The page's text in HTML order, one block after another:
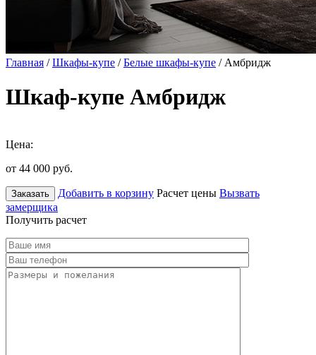
Главная /Шкафы-купе /Белые шкафы-купе / Амбридж
Шкаф-купе Амбридж
Цена:
от 44 000 руб.
Заказать Добавить в корзину Расчет цены Вызвать
замерщика
Получить расчет